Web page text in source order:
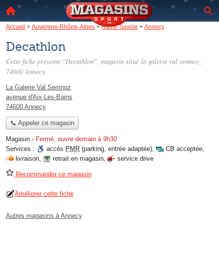
Accueil > Auvergne-Rhône-Alpes >Haute-Savoie > Annecy
Decathlon
Cette fiche présente "Decathlon", magasin situé la galerie val semnoz,
74600 Annecy.
La Galerie Val Semnoz
avenue d'Aix-Les-Bains
74600 Annecy
📞 Appeler ce magasin
Magasin - Fermé, ouvre demain à 9h30
Services :
accès PMR (parking, entrée adaptée), CB acceptée,
livraison, retrait en magasin, service drive
Recommander ce magasin
Améliorer cette fiche
Autres magasins à Annecy